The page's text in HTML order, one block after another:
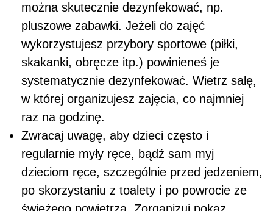
można skutecznie dezynfekować, np.
pluszowe zabawki. Jeżeli do zajęć
wykorzystujesz przybory sportowe (piłki,
skakanki, obręcze itp.) powinieneś je
systematycznie dezynfekować. Wietrz salę,
w której organizujesz zajęcia, co najmniej
raz na godzinę.
Zwracaj uwagę, aby dzieci często i
regularnie myły ręce, bądź sam myj
dzieciom ręce, szczególnie przed jedzeniem,
po skorzystaniu z toalety i po powrocie ze